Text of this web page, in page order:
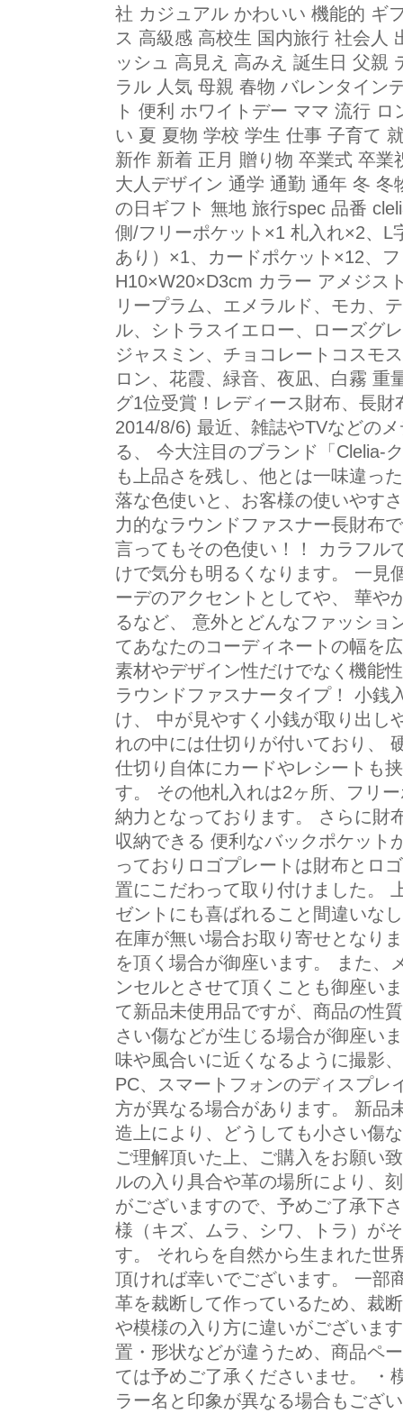
社 カジュアル かわいい 機能的 ギ
ス 高級感 高校生 国内旅行 社会人
ッシュ 高見え 高みえ 誕生日 父親
ラル 人気 母親 春物 バレンタイン
ト 便利 ホワイトデー ママ 流行
い 夏 夏物 学校 学生 仕事 子育て
新作 新着 正月 贈り物 卒業式 卒
大人デザイン 通学 通勤 通年 冬
の日ギフト 無地 旅行spec 品番
側/フリーポケット×1 札入れ×2、L
あり）×1、カードポケット×12、
H10×W20×D3cm カラー アメジス
リープラム、エメラルド、モカ、
ル、シトラスイエロー、ローズグ
ジャスミン、チョコレートコスモ
ロン、花霞、緑音、夜凪、白霧 重
グ1位受賞！レディース財布、長
2014/8/6) 最近、雑誌やTVなどの
る、 今大注目のブランド「Clelia-
も上品さを残し、他とは一味違っ
落な色使いと、お客様の使いやす
力的なラウンドファスナー長財布
言ってもその色使い！！ カラフル
けで気分も明るくなります。 一見
ーデのアクセントとしてや、 華や
るなど、 意外とどんなファッショ
てあなたのコーディネートの幅を
素材やデザイン性だけでなく機能
ラウンドファスナータイプ！ 小銭
け、 中が見やすく小銭が取り出し
れの中には仕切りが付いており、
仕切り自体にカードやレシートも
す。 その他札入れは2ヶ所、フリ
納力となっております。 さらに財
収納できる 便利なバックポケット
っておりロゴプレートは財布とロ
置にこだわって取り付けました。
ゼントにも喜ばれること間違いな
在庫が無い場合お取り寄せとなり
を頂く場合が御座います。 また、
ンセルとさせて頂くことも御座い
て新品未使用品ですが、商品の性
さい傷などが生じる場合が御座い
味や風合いに近くなるように撮影
PC、スマートフォンのディスプレ
方が異なる場合があります。 新品
造上により、どうしても小さい傷
ご理解頂いた上、ご購入をお願い
ルの入り具合や革の場所により、
がございますので、予めご了承下
様（キズ、ムラ、シワ、トラ）が
す。 それらを自然から生まれた世
頂ければ幸いでございます。 一部
革を裁断して作っているため、裁
や模様の入り方に違いがございま
置・形状などが違うため、商品ペ
ては予めご了承くださいませ。 ・
ラー名と印象が異なる場合もござ